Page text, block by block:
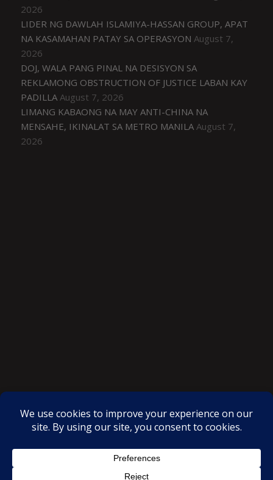
2026
LIDER NG DAWLAH ISLAMIYA-HASSAN GROUP, APAT
NA KASAMAHAN PATAY SA OPERASYON August 7,
2026
DOJ, WALA PANG PINAL NA DESISYON SA
REKLAMONG OBSTRUCTION OF JUSTICE LABAN KAY
PADILLA August 7, 2026
LIMANG KABAONG NA MAY ANTI-CHINA NA
MENSAHE, IKINALAT SA METRO MANILA August 7,
2026